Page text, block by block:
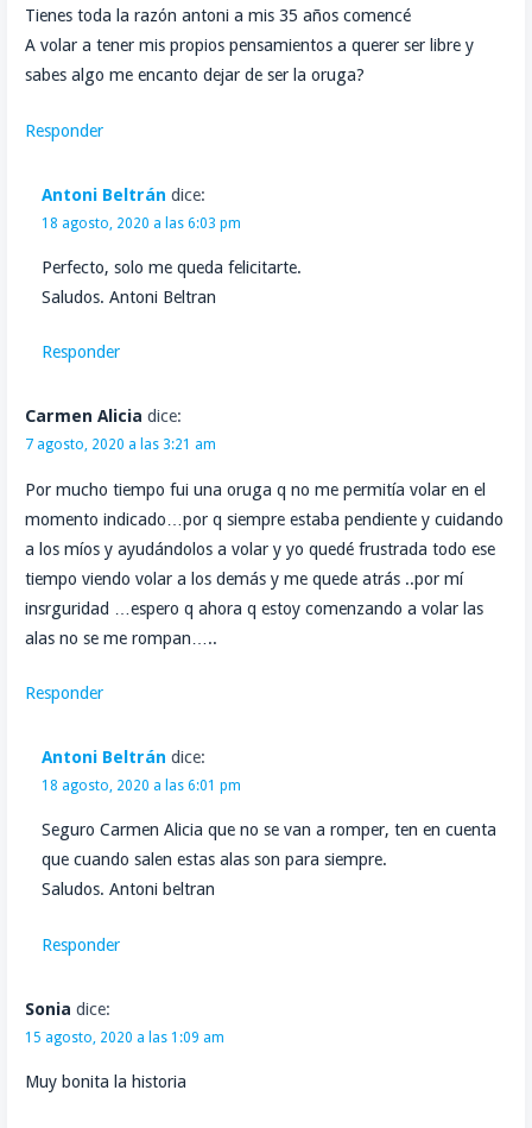
Tienes toda la razón antoni a mis 35 años comencé
A volar a tener mis propios pensamientos a querer ser libre y
sabes algo me encanto dejar de ser la oruga?
Responder
Antoni Beltrán dice:
18 agosto, 2020 a las 6:03 pm
Perfecto, solo me queda felicitarte.
Saludos. Antoni Beltran
Responder
Carmen Alicia dice:
7 agosto, 2020 a las 3:21 am
Por mucho tiempo fui una oruga q no me permitía volar en el
momento indicado…por q siempre estaba pendiente y cuidando
a los míos y ayudándolos a volar y yo quedé frustrada todo ese
tiempo viendo volar a los demás y me quede atrás ..por mí
insrguridad …espero q ahora q estoy comenzando a volar las
alas no se me rompan…..
Responder
Antoni Beltrán dice:
18 agosto, 2020 a las 6:01 pm
Seguro Carmen Alicia que no se van a romper, ten en cuenta
que cuando salen estas alas son para siempre.
Saludos. Antoni beltran
Responder
Sonia dice:
15 agosto, 2020 a las 1:09 am
Muy bonita la historia